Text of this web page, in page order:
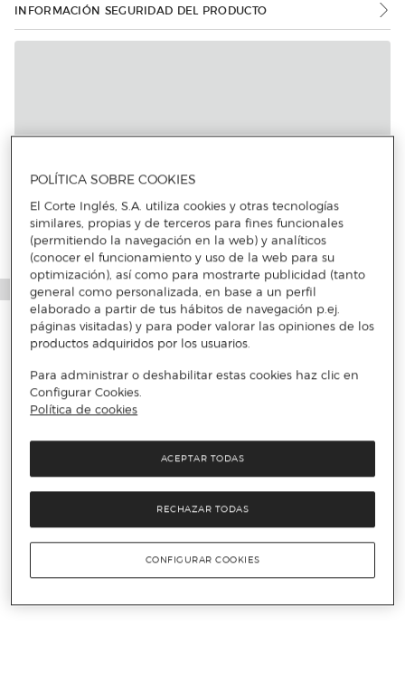
INFORMACIÓN SEGURIDAD DEL PRODUCTO
POLÍTICA SOBRE COOKIES
El Corte Inglés, S.A. utiliza cookies y otras tecnologías
similares, propias y de terceros para fines funcionales
(permitiendo la navegación en la web) y analíticos
(conocer el funcionamiento y uso de la web para su
optimización), así como para mostrarte publicidad (tanto
general como personalizada, en base a un perfil
elaborado a partir de tus hábitos de navegación p.ej.
páginas visitadas) y para poder valorar las opiniones de los
productos adquiridos por los usuarios.
Para administrar o deshabilitar estas cookies haz clic en
Configurar Cookies.
Política de cookies
RECHAZAR TODAS
ACEPTAR TODAS
CONFIGURAR COOKIES